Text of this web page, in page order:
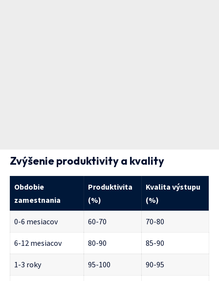
Zvýšenie produktivity a kvality
Obdobie
zamestnania
Produktivita
(%)
Kvalita výstupu
(%)
0-6 mesiacov 60-70 70-80
6-12 mesiacov 80-90 85-90
1-3 roky 95-100 90-95